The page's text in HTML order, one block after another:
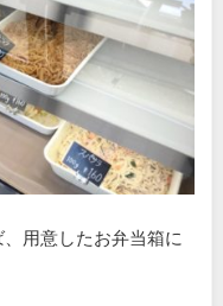
用意したお弁当箱に